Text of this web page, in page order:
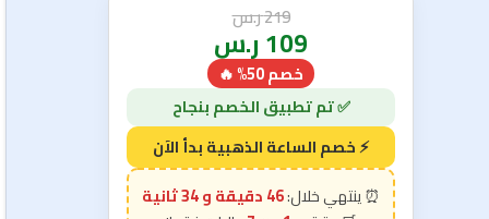
219ر.س
109ر.س
خصم 50% 🔥
46 دقيقة و 33 ثانية